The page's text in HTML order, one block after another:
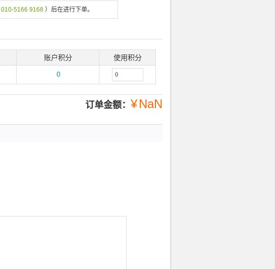
010-5166 9168 ）后在进行下单。
账户积分 使用积分
0
订单金额： ¥NaN